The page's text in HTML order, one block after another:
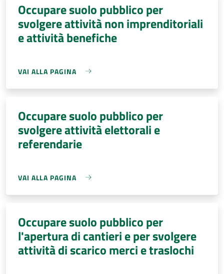
Occupare suolo pubblico per
svolgere attività non imprenditoriali
e attività benefiche
VAI ALLA PAGINA
Occupare suolo pubblico per
svolgere attività elettorali e
referendarie
VAI ALLA PAGINA
Occupare suolo pubblico per
l'apertura di cantieri e per svolgere
attività di scarico merci e traslochi